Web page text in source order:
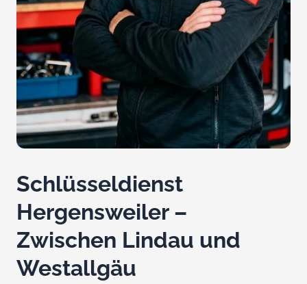
Schlüsseldienst
Hergensweiler –
Zwischen Lindau und
Westallgäu